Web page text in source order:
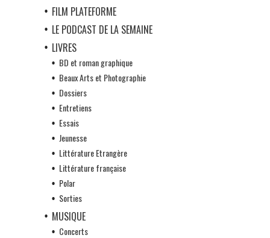
FILM PLATEFORME
LE PODCAST DE LA SEMAINE
LIVRES
BD et roman graphique
Beaux Arts et Photographie
Dossiers
Entretiens
Essais
Jeunesse
Littérature Etrangère
Littérature française
Polar
Sorties
MUSIQUE
Concerts